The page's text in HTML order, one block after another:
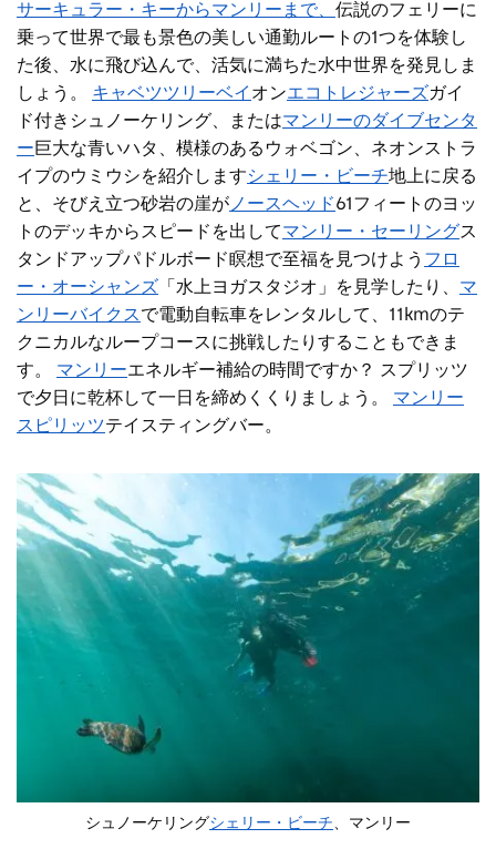
サーキュラー・キーからマンリーまで、 伝説のフェリーに
乗って世界で最も景色の美しい通勤ルートの1つを体験し
た後 、水に飛び込んで、活気に満ちた水中世界を発見しま
しょう。
キャベツツリーベイ オンエコトレジャーズガイ
ド付きシュノーケリング、またはマンリーのダイブセンタ
ー巨大な青いハタ、模様のあるウォベゴン、ネオンストラ
イプのウミウシを紹介しますシェリー・ビーチ地上に戻る
と、そびえ立つ砂岩の崖が ノースヘッド61フィートのヨッ
トのデッキからスピードを出してマンリー・セーリングス
タンドアップパドルボード瞑想で至福を見つけよう フロ
ー・オーシャンズ 「水上ヨガスタジオ」を見学したり、 マ
ンリーバイクスで電動自転車をレンタルして
、11kmのテ
クニカルなループコースに挑戦したりすることもできま
す。
マンリーエネルギー補給の時間ですか？ スプリッツ
で夕日に乾杯して一日を締めくくりましょう。
マンリー
スピリッツテイスティングバー。
シュノーケリングシェリー・ビーチ 、マンリー